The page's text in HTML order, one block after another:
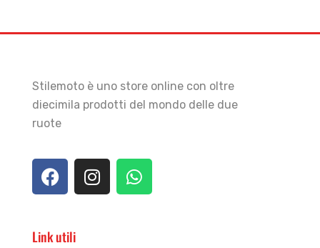
Stilemoto è uno store online con oltre
diecimila prodotti del mondo delle due
ruote
Link utili